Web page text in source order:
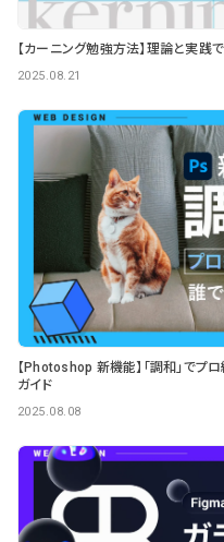
【カーニング勉強方法】理論と実践
2025.08.21
【Photoshop 新機能】「調和」で
ガイド
2025.08.08